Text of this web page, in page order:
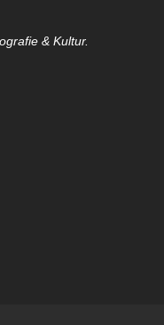
& Kultur.